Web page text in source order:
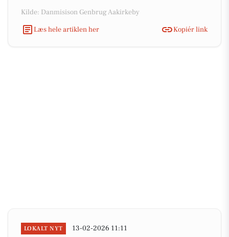
Kilde: Danmisison Genbrug Aakirkeby
Læs hele artiklen her
Kopiér link
LOKALT NYT 13-02-2026 11:11